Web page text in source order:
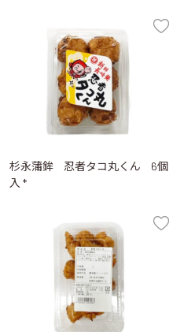
杉永蒲鉾 忍者タコ丸くん 6個
入 *